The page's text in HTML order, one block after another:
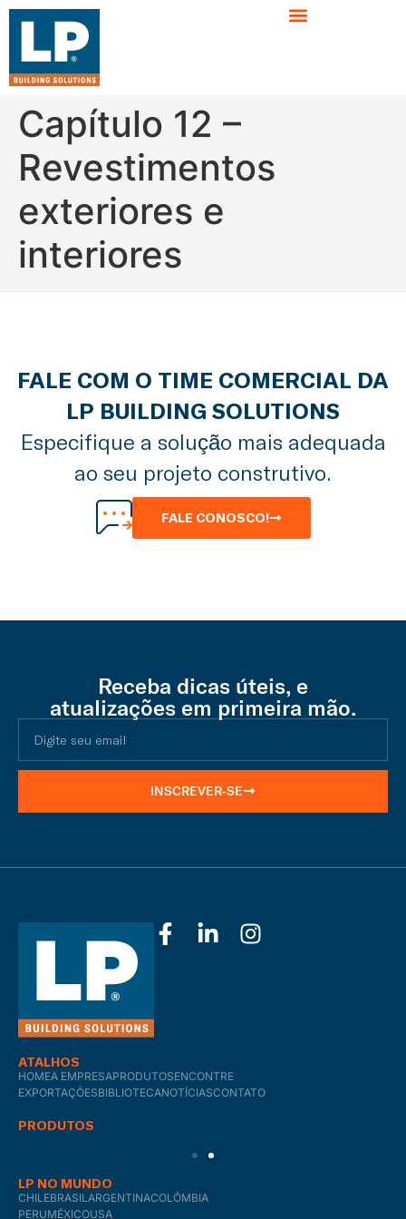
Capítulo 12 –
Revestimentos
exteriores e
interiores
FALE COM O TIME COMERCIAL DA
LP BUILDING SOLUTIONS
Especifique a solução mais adequada
ao seu projeto construtivo.
FALE CONOSCO!
Receba dicas úteis, e
atualizações em primeira mão.
INSCREVER-SE
ATALHOS
HOMEA EMPRESAPRODUTOSENCONTRE
EXPORTAÇÕESBIBLIOTECANOTÍCIASCONTATO
PRODUTOS
LP NO MUNDO
CHILEBRASILARGENTINACOLÔMBIA
PERUMÉXICOUSA